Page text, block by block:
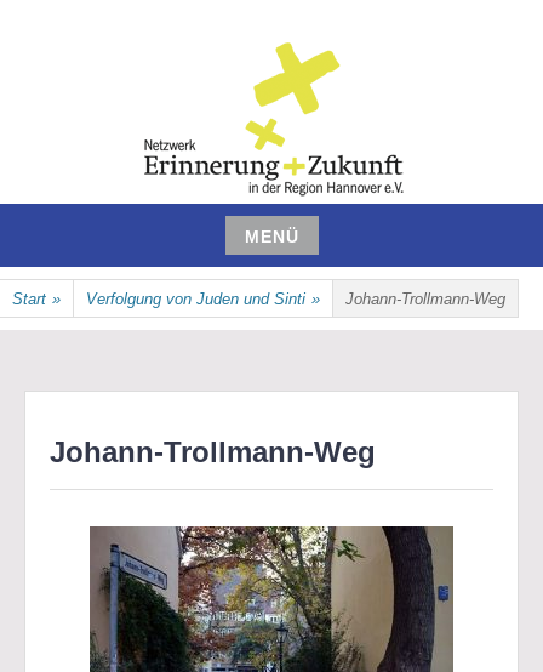
NETZWERK ERINNERUNG UND
ZUKUNFT IN DER REGION
HANNOVER E.V.
MENÜ
Zum
Inhalt
springen
Start » Verfolgung von Juden und Sinti » Johann-Trollmann-Weg
Johann-Trollmann-Weg